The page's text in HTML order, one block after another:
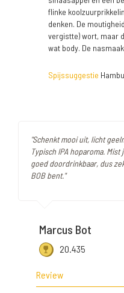
flinke
denken. De
vergistte) wort, maar
wat body. De
Spijssuggestie
"Schenkt mooi uit, licht
Typisch IPA hoparoma.
goed doordrinkbaar, dus
BOB bent."
Marcus Bot
20.435
Review